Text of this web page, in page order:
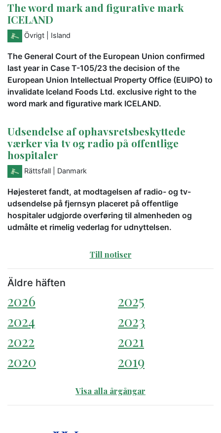
The word mark and figurative mark
ICELAND
Övrigt | Island
The General Court of the European Union confirmed
last year in Case T-105/23 the decision of the
European Union Intellectual Property Office (EUIPO) to
invalidate Iceland Foods Ltd. exclusive right to the
word mark and figurative mark ICELAND.
Udsendelse af ophavsretsbeskyttede
værker via tv og radio på offentlige
hospitaler
Rättsfall | Danmark
Højesteret fandt, at modtagelsen af radio- og tv-
udsendelse på fjernsyn placeret på offentlige
hospitaler udgjorde overføring til almenheden og
udmålte et rimelig vederlag for udnyttelsen.
Till notiser
Äldre häften
2026
2025
2024
2023
2022
2021
2020
2019
Visa alla årgångar